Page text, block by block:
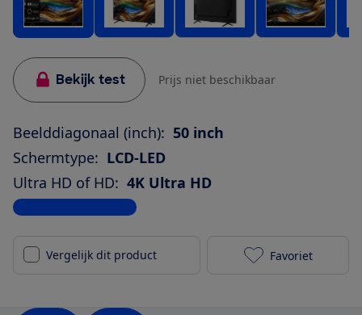
Bekijk test Prijs niet beschikbaar
Beelddiagonaal (inch): 50 inch
Schermtype: LCD-LED
Ultra HD of HD: 4K Ultra HD
Bekijk alle specificaties
Vergelijk dit product TCL 50P71B
Favoriet